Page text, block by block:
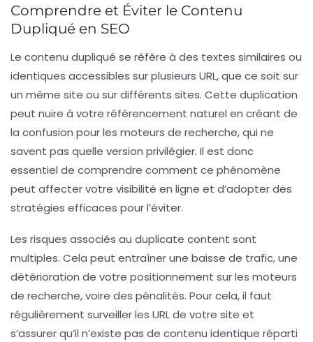
Comprendre et Éviter le Contenu
Dupliqué en SEO
Le contenu dupliqué se réfère à des textes similaires ou
identiques accessibles sur plusieurs URL, que ce soit sur
un même site ou sur différents sites. Cette duplication
peut nuire à votre référencement naturel en créant de
la confusion pour les moteurs de recherche, qui ne
savent pas quelle version privilégier. Il est donc
essentiel de comprendre comment ce phénomène
peut affecter votre visibilité en ligne et d’adopter des
stratégies efficaces pour l’éviter.
Les risques associés au duplicate content sont
multiples. Cela peut entraîner une baisse de trafic, une
détérioration de votre positionnement sur les moteurs
de recherche, voire des pénalités. Pour cela, il faut
régulièrement surveiller les URLde votre site et
s’assurer qu’il n’existe pas de contenu identique réparti